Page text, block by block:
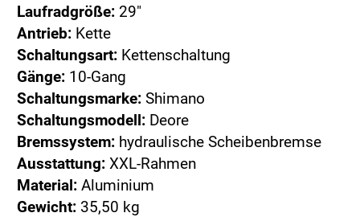
Laufradgröße: 29"
Antrieb: Kette
Schaltungsart: Kettenschaltung
Gänge: 10-Gang
Schaltungsmarke: Shimano
Schaltungsmodell: Deore
Bremssystem: hydraulische Scheibenbremse
Ausstattung: XXL-Rahmen
Material: Aluminium
Gewicht: 35,50 kg